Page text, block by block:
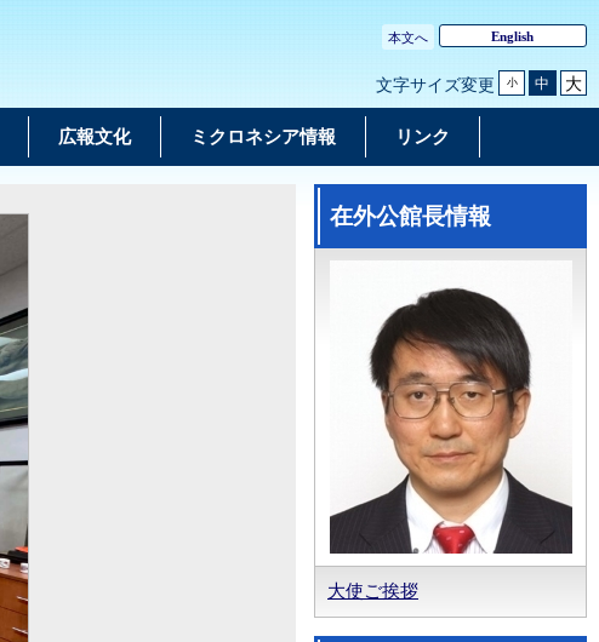
本文へ English
文字サイズ変更 小 中 大
広報文化 ミクロネシア情報 リンク
在外公館長情報
大使ご挨拶